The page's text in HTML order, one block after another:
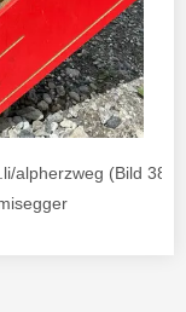
alpherzweg (Bild 38